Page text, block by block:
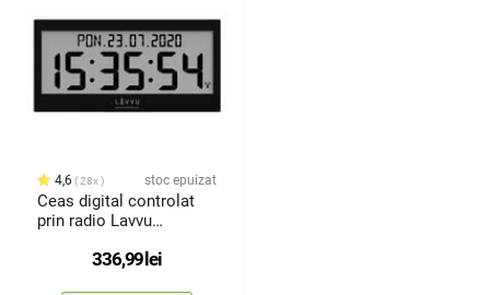
4,6 28x stoc epuizat
Ceas digital controlat
prin radio Lavvu
Modig, negru
336,99lei